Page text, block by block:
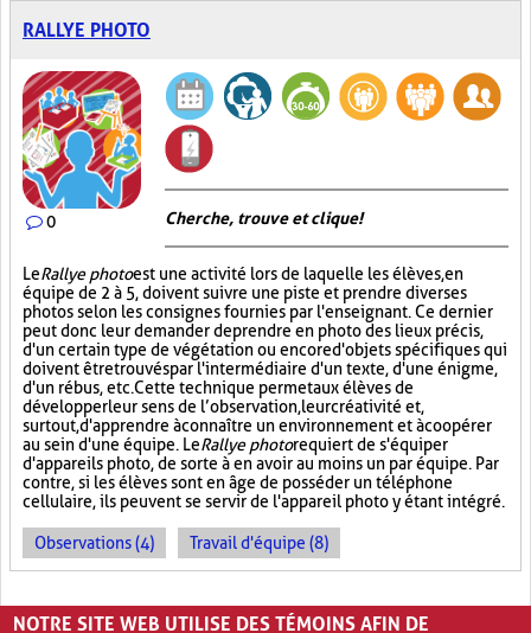
RALLYE PHOTO
0 Cherche, trouve et clique !
LeRallye photoest une activité lors de laquelle les élèves, en
équipe de 2 à 5, doivent suivre une piste et prendre diverses
photos selon les consignes fournies par l'enseignant. Ce dernier
peut donc leur demander de prendre en photo des lieux précis,
d'un certain type de végétation ou encore d'objets spécifiques qui
doivent être trouvés par l'intermédiaire d'un texte, d'une énigme,
d'un rébus, etc. Cette technique permet aux élèves de
développer leur sens de l’observation, leur créativité et,
surtout, d'apprendre à connaître un environnement et à coopérer
au sein d'une équipe. LeRallye photorequiert de s'équiper
d'appareils photo, de sorte à en avoir au moins un par équipe. Par
contre, si les élèves sont en âge de posséder un téléphone
cellulaire, ils peuvent se servir de l'appareil photo y étant intégré.
Observations (4) Travail d'équipe (8)
PAGES
« ‹ 1 2 3 4 5 › »
NOTRE SITE WEB UTILISE DES TÉMOINS AFIN DE